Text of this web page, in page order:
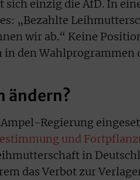
einzig die AfD. In
„Bezahlte
wir ab.“ Keine
in den Wahlprogrammen
ändern?
Regierung
und
in
das Verbot zur